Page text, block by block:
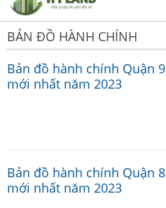
BẢN ĐỒ HÀNH CHÍNH
Bản đồ hành chính Quận 9
mới nhất năm 2023
Bản đồ hành chính Quận 8
mới nhất năm 2023